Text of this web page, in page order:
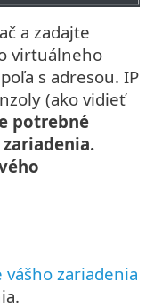
a zadajte
virtuálneho
poľa s adresou. IP
(ako vidieť
potrebné
vášho zariadenia